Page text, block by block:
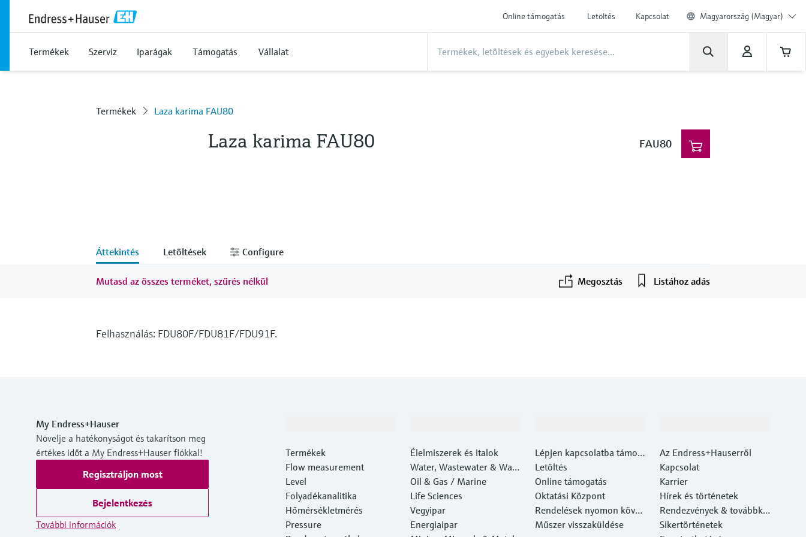
Online támogatás Letöltés Kapcsolat Magyarország (Magyar)
Termékek Szerviz Iparágak Támogatás Vállalat
Termékek Laza karima FAU80
Laza karima FAU80 FAU80
Áttekintés Letöltések Configure
Mutasd az összes terméket, szűrés nélkül Megosztás Listához adás
Felhasználás: FDU80F/FDU81F/FDU91F.
My Endress+Hauser
Növelje a hatékonyságot és takarítson meg
értékes időt a My Endress+Hauser fiókkal!
Regisztráljon most
Bejelentkezés
További információk
Termékek
Flow measurement
Level
Folyadékanalitika
Hőmérsékletmérés
Pressure
Élelmiszerek és italok
Water, Wastewater & Wast
e
Oil & Gas / Marine
Life Sciences
Vegyipar
Energiaipar
Lépjen kapcsolatba támog
atási központunkkal
Letöltés
Online támogatás
Oktatási Központ
Rendelések nyomon követ
ése
Műszer visszaküldése
Az Endress+Hauserről
Kapcsolat
Karrier
Hírek és történetek
Rendezvények & továbbké
pzések
Sikertörténetek